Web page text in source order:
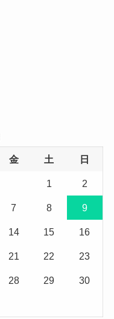
金 土 日
1 2
7 8 9
14 15 16
21 22 23
28 29 30